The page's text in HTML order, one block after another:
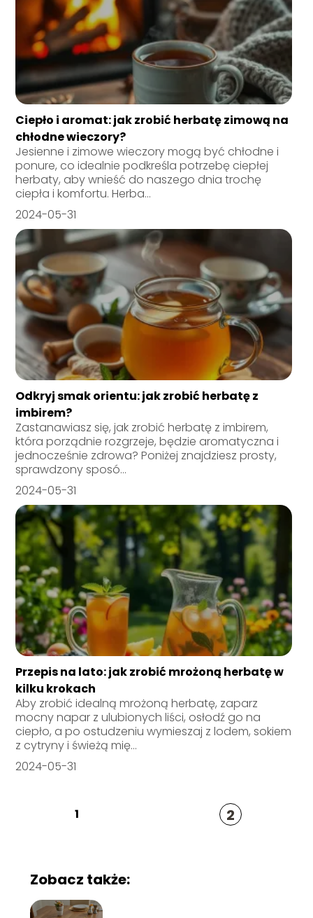
Ciepło i aromat: jak zrobić herbatę zimową na
chłodne wieczory?
Jesienne i zimowe wieczory mogą być chłodne i
ponure, co idealnie podkreśla potrzebę ciepłej
herbaty, aby wnieść do naszego dnia trochę
ciepła i komfortu. Herba...
2024-05-31
Odkryj smak orientu: jak zrobić herbatę z
imbirem?
Zastanawiasz się, jak zrobić herbatę z imbirem,
która porządnie rozgrzeje, będzie aromatyczna i
jednocześnie zdrowa? Poniżej znajdziesz prosty,
sprawdzony sposó...
2024-05-31
Przepis na lato: jak zrobić mrożoną herbatę w
kilku krokach
Aby zrobić idealną mrożoną herbatę, zaparz
mocny napar z ulubionych liści, osłodź go na
ciepło, a po ostudzeniu wymieszaj z lodem, sokiem
z cytryny i świeżą mię...
2024-05-31
1 2
Zobacz także: